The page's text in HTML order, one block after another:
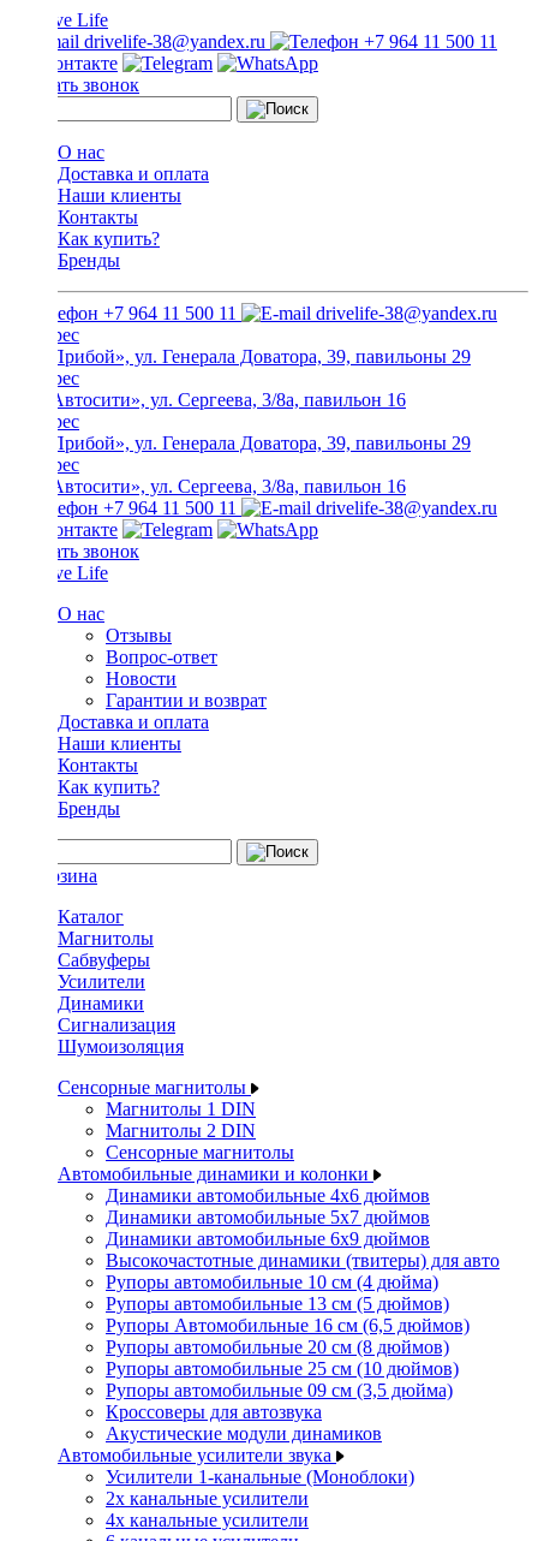
drivelife-38@yandex.ru +7 964 11 500 11
Заказать звонок
О нас
Доставка и оплата
Наши клиенты
Контакты
Как купить?
Бренды
+7 964 11 500 11 drivelife-38@yandex.ru
ТЦ «Прибой», ул. Генерала Доватора, 39, павильоны 29
ТЦ «Автосити», ул. Сергеева, 3/8а, павильон 16
ТЦ «Прибой», ул. Генерала Доватора, 39, павильоны 29
ТЦ «Автосити», ул. Сергеева, 3/8а, павильон 16
+7 964 11 500 11
drivelife-38@yandex.ru
Заказать звонок
О нас
Отзывы
Вопрос-ответ
Новости
Гарантии и возврат
Доставка и оплата
Наши клиенты
Контакты
Как купить?
Бренды
Каталог
Магнитолы
Сабвуферы
Усилители
Динамики
Сигнализация
Шумоизоляция
Сенсорные магнитолы
Магнитолы 1 DIN
Магнитолы 2 DIN
Сенсорные магнитолы
Автомобильные динамики и колонки
Динамики автомобильные 4x6 дюймов
Динамики автомобильные 5x7 дюймов
Динамики автомобильные 6x9 дюймов
Высокочастотные динамики (твитеры) для авто
Рупоры автомобильные 10 см (4 дюйма)
Рупоры автомобильные 13 см (5 дюймов)
Рупоры Автомобильные 16 см (6,5 дюймов)
Рупоры автомобильные 20 см (8 дюймов)
Рупоры автомобильные 25 см (10 дюймов)
Рупоры автомобильные 09 см (3,5 дюйма)
Кроссоверы для автозвука
Акустические модули динамиков
Автомобильные усилители звука
Усилители 1-канальные (Моноблоки)
2х канальные усилители
4х канальные усилители